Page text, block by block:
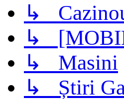
↳
↳
↳ Masini
↳ Știri